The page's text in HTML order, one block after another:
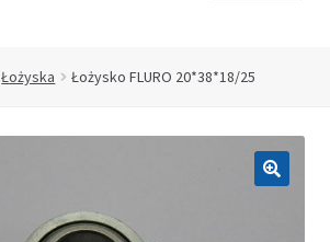
Łożyska Łożysko FLURO 20*38*18/25